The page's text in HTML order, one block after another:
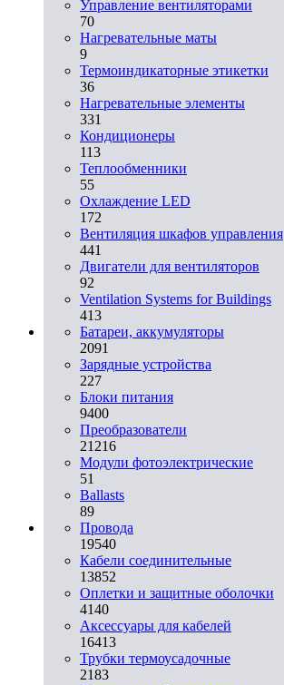
Управление вентиляторами
70
Нагревательные маты
9
Термоиндикаторные этикетки
36
Нагревательные элементы
331
Кондиционеры
113
Теплообменники
55
Охлаждение LED
172
Вентиляция шкафов управления
441
Двигатели для вентиляторов
92
Ventilation Systems for Buildings
413
Батареи, аккумуляторы
2091
Зарядные устройства
227
Блоки питания
9400
Преобразователи
21216
Модули фотоэлектрические
51
Ballasts
89
Провода
19540
Кабели соединительные
13852
Оплетки и защитные оболочки
4140
Аксессуары для кабелей
16413
Трубки термоусадочные
2183